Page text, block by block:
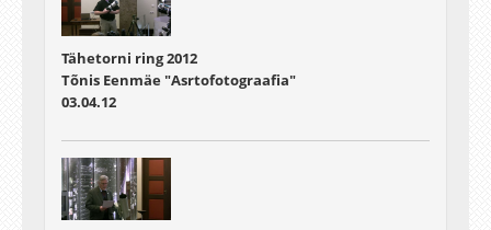
Tähetorni ring 2012
Tõnis Eenmäe "Asrtofotograafia"
03.04.12